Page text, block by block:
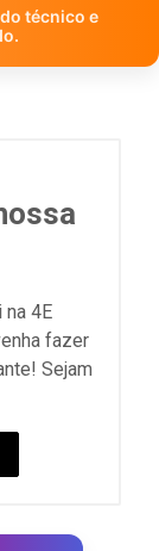
técnico e
4E
fazer
Sejam